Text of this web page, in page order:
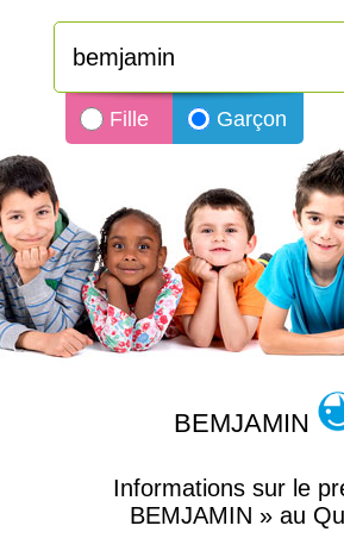
Fille Garçon
BEMJAMIN
Informations sur le
BEMJAMIN » au